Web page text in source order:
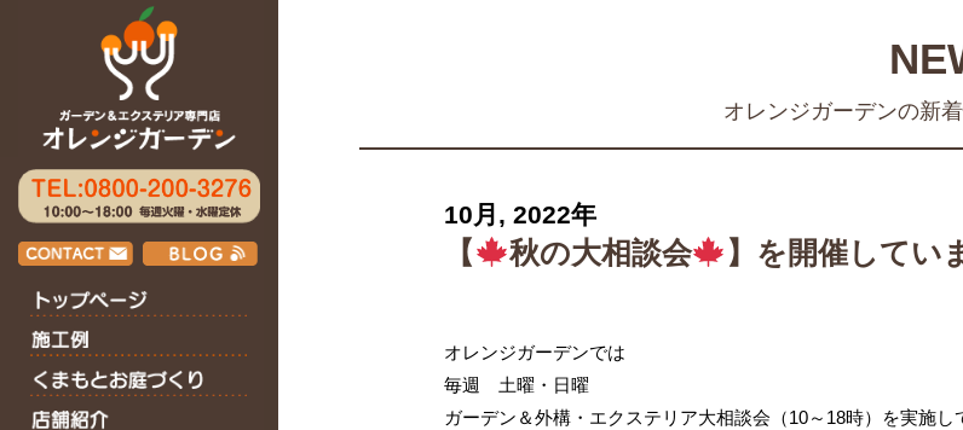
オレンジガーデンの新
10月, 2022年
【 秋の大相談会 】を開催してい
オレンジガーデンでは
毎週 土曜・日曜
ガーデン＆外構・エクステリア大相談会（10～18時）を実施し